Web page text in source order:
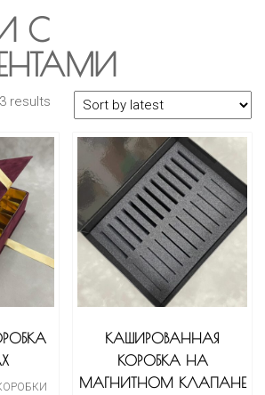
С
results
КАШИРОВАННАЯ
КОРОБКА НА
МАГНИТНОМ КЛАПАНЕ